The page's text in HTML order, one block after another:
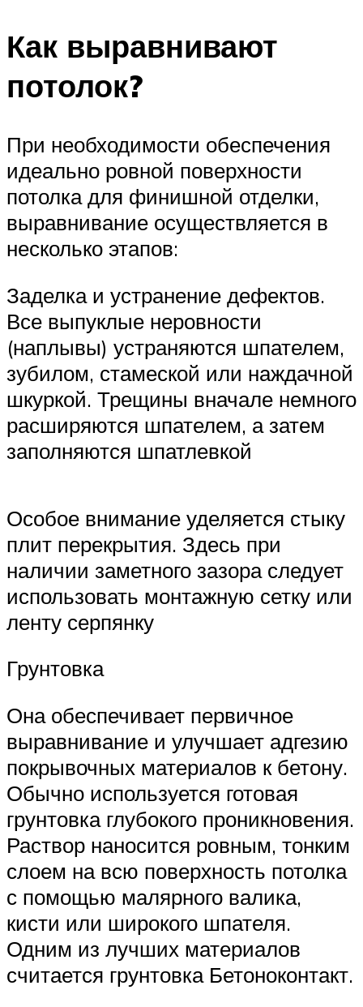
Как выравнивают
потолок?
При необходимости обеспечения
идеально ровной поверхности
потолка для финишной отделки,
выравнивание осуществляется в
несколько этапов:
Заделка и устранение дефектов.
Все выпуклые неровности
(наплывы) устраняются шпателем,
зубилом, стамеской или наждачной
шкуркой. Трещины вначале немного
расширяются шпателем, а затем
заполняются шпатлевкой
Особое внимание уделяется стыку
плит перекрытия. Здесь при
наличии заметного зазора следует
использовать монтажную сетку или
ленту серпянку
Грунтовка
Она обеспечивает первичное
выравнивание и улучшает адгезию
покрывочных материалов к бетону.
Обычно используется готовая
грунтовка глубокого проникновения.
Раствор наносится ровным, тонким
слоем на всю поверхность потолка
с помощью малярного валика,
кисти или широкого шпателя.
Одним из лучших материалов
считается грунтовка Бетоноконтакт.